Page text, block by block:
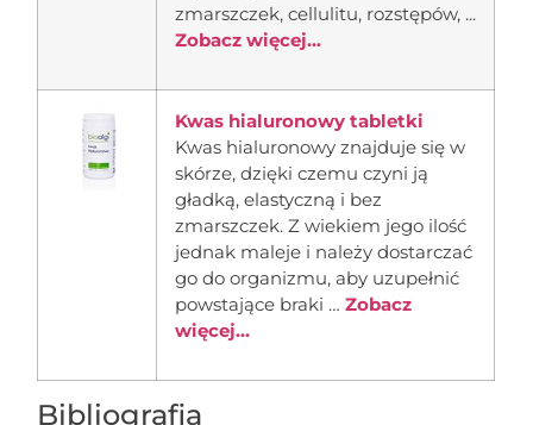
zmarszczek, cellulitu, rozstępów, ...
Zobacz więcej...
Kwas hialuronowy tabletki
Kwas hialuronowy znajduje się w
skórze, dzięki czemu czyni ją
gładką, elastyczną i bez
zmarszczek. Z wiekiem jego ilość
jednak maleje i należy dostarczać
go do organizmu, aby uzupełnić
powstające braki …Zobacz
więcej...
Bibliografia